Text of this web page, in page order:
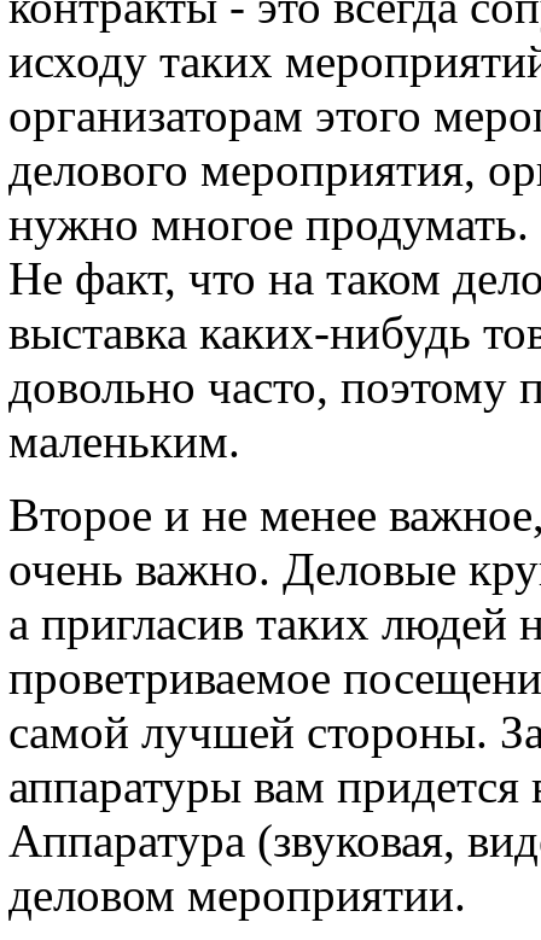
исходу таких
организаторам этого
делового мероприятия,
нужно многое
Не факт, что на таком
выставка каких-нибудь
довольно часто,
маленьким.
Второе и не менее
очень важно. Деловые
а пригласив таких людей
проветриваемое
самой лучшей стороны.
аппаратуры вам
Аппаратура (звуковая,
деловом мероприятии.